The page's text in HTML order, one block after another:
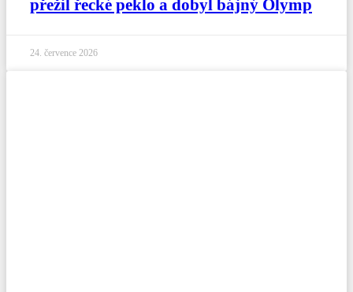
přežil řecké peklo a dobyl bájný Olymp
24. července 2026